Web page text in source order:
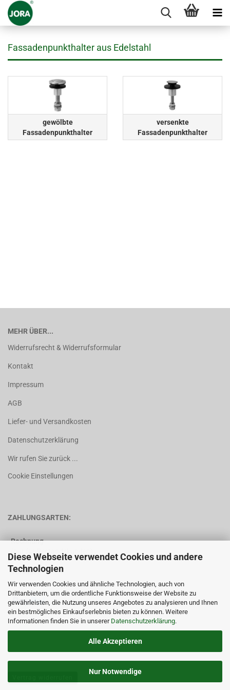
Diese Webseite verwendet Cookies und andere
Technologien
Wir verwenden Cookies und ähnliche Technologien, auch von
Drittanbietern, um die ordentliche Funktionsweise der Website zu
gewährleisten, die Nutzung unseres Angebotes zu analysieren und Ihnen
ein bestmögliches Einkaufserlebnis bieten zu können. Weitere
Informationen finden Sie in unserer Datenschutzerklärung.
Alle Akzeptieren
Nur Notwendige
Fassadenpunkthalter aus Edelstahl
gewölbte
Fassadenpunkthalter
versenkte
Fassadenpunkthalter
MEHR ÜBER...
Widerrufsrecht & Widerrufsformular
Kontakt
Impressum
AGB
Liefer- und Versandkosten
Datenschutzerklärung
Wir rufen Sie zurück ...
Cookie Einstellungen
ZAHLUNGSARTEN:
Rechnung
(nur für Bestandskunden)
Vorkasse